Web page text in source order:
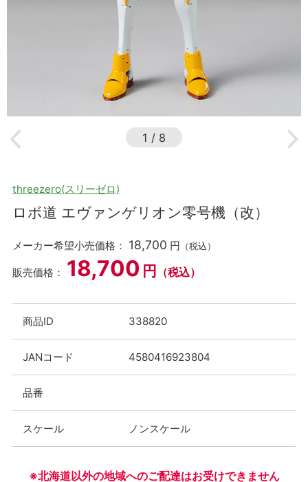
1 / 8
threezero(スリーゼロ)
ロボ道 エヴァンゲリオン零号機（改）
メーカー希望小売価格： 18,700 円 （税込）
販売価格： 18,700 円 （税込）
商品ID 338820
JANコード 4580416923804
品番
スケール ノンスケール
※北海道以外の地域へのご配達はお受けできません